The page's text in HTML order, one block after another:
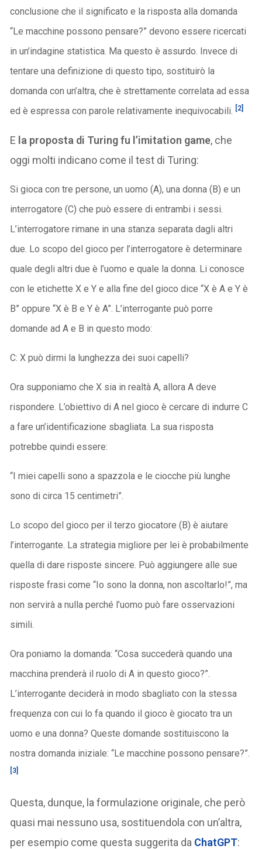
conclusione che il significato e la risposta alla domanda
“Le macchine possono pensare?” devono essere ricercati
in un’indagine statistica. Ma questo è assurdo. Invece di
tentare una definizione di questo tipo, sostituirò la
domanda con un’altra, che è strettamente correlata ad essa
ed è espressa con parole relativamente inequivocabili.
[2]
E la proposta di Turing fu l’imitation game, che
oggi molti indicano come il test di Turing:
Si gioca con tre persone, un uomo (A), una donna (B) e un
interrogatore (C) che può essere di entrambi i sessi.
L’interrogatore rimane in una stanza separata dagli altri
due. Lo scopo del gioco per l’interrogatore è determinare
quale degli altri due è l’uomo e quale la donna. Li conosce
con le etichette X e Y e alla fine del gioco dice “X è A e Y è
B” oppure “X è B e Y è A”. L’interrogante può porre
domande ad A e B in questo modo:
C: X può dirmi la lunghezza dei suoi capelli?
Ora supponiamo che X sia in realtà A, allora A deve
rispondere. L’obiettivo di A nel gioco è cercare di indurre C
a fare un’identificazione sbagliata. La sua risposta
potrebbe quindi essere:
“I miei capelli sono a spazzola e le ciocche più lunghe
sono di circa 15 centimetri”.
Lo scopo del gioco per il terzo giocatore (B) è aiutare
l’interrogante. La strategia migliore per lei è probabilmente
quella di dare risposte sincere. Può aggiungere alle sue
risposte frasi come “Io sono la donna, non ascoltarlo!”, ma
non servirà a nulla perché l’uomo può fare osservazioni
simili.
Ora poniamo la domanda: “Cosa succederà quando una
macchina prenderà il ruolo di A in questo gioco?”.
L’interrogante deciderà in modo sbagliato con la stessa
frequenza con cui lo fa quando il gioco è giocato tra un
uomo e una donna? Queste domande sostituiscono la
nostra domanda iniziale: “Le macchine possono pensare?”.
[3]
Questa, dunque, la formulazione originale, che però
quasi mai nessuno usa, sostituendola con un’altra,
per esempio come questa suggerita da ChatGPT: